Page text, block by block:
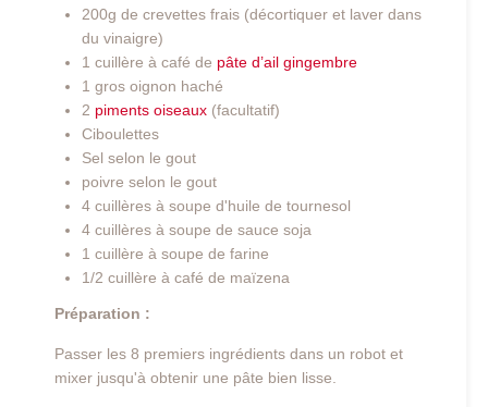
200g de crevettes frais (décortiquer et laver dans
du vinaigre)
1 cuillère à café de pâte d’ail gingembre
1 gros oignon haché
2 piments oiseaux (facultatif)
Ciboulettes
Sel selon le gout
poivre selon le gout
4 cuillères à soupe d'huile de tournesol
4 cuillères à soupe de sauce soja
1 cuillère à soupe de farine
1/2 cuillère à café de maïzena
Préparation :
Passer les 8 premiers ingrédients dans un robot et
mixer jusqu'à obtenir une pâte bien lisse.